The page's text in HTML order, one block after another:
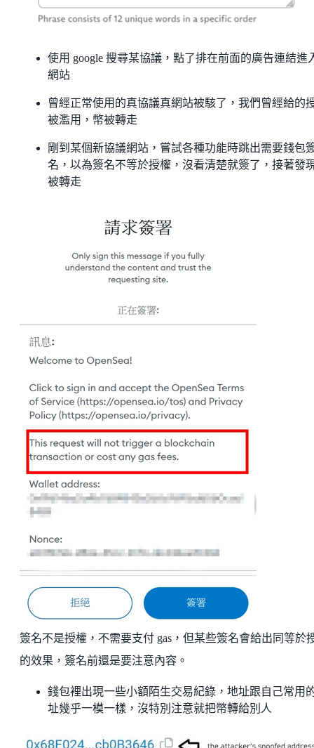
使用 google 搜尋某協議，點了排在前面的廣告連結進
網站
曾經正常使用的真協議真網站被駭了，我們曾經給的
被濫用，幣被轉走
剛到某個新協議網站，嘗試各種功能時跳出需要錢包
名，以為簽名不等於授權，沒看清楚就簽了，接著發
被轉走
簽名不是授權，不需要支付 gas，但某些簽名會給出同等於
的效果，簽名前還是要注意內容。
錢包裡出現一些小額陌生交易紀錄，地址跟自己常用
址幾乎一模一樣，沒特別注意就把幣轉給別人